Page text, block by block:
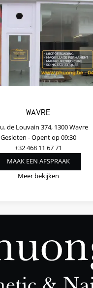
WAVRE
Chau. de Louvain 374, 1300 Wavre
Gesloten - Opent op 09:30
+32 468 11 67 71
MAAK EEN AFSPRAAK
Meer bekijken